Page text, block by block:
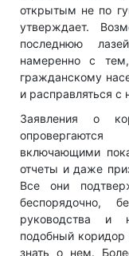
открытым не по
утверждает.
последнюю
намеренно с
гражданскому
и расправляться с
Заявления о
включающими
отчеты и даже
Все они
беспорядочно,
руководства и
подобный
знать о нем.